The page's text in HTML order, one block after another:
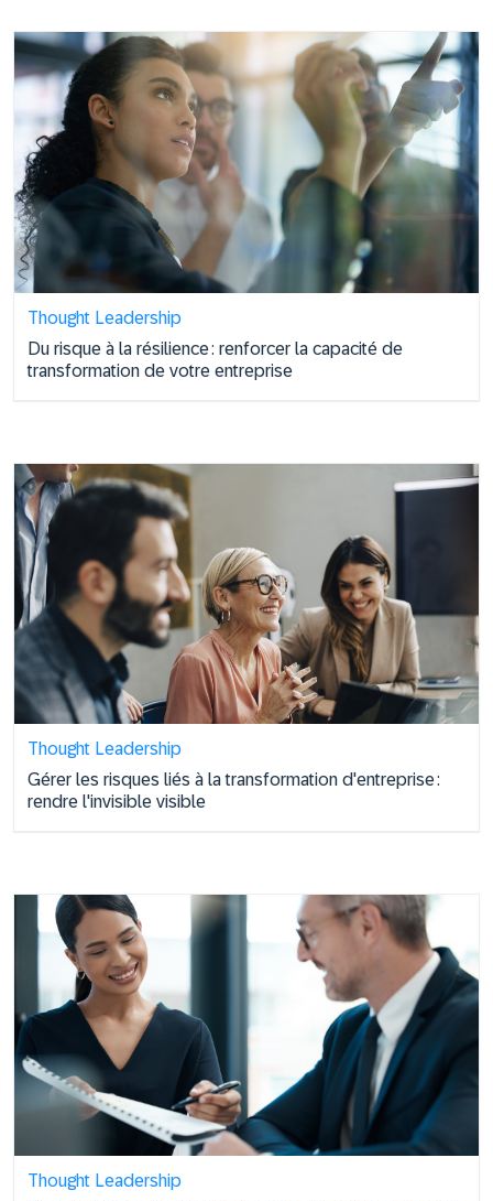
Thought Leadership
Du risque à la résilience : renforcer la capacité de
transformation de votre entreprise
Thought Leadership
Gérer les risques liés à la transformation d'entreprise :
rendre l'invisible visible
Thought Leadership